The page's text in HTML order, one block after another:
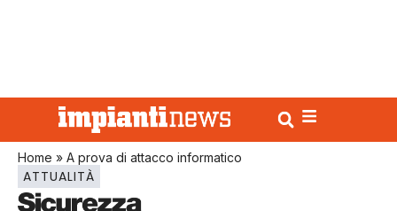
Home » A prova di attacco informatico
ATTUALITÀ